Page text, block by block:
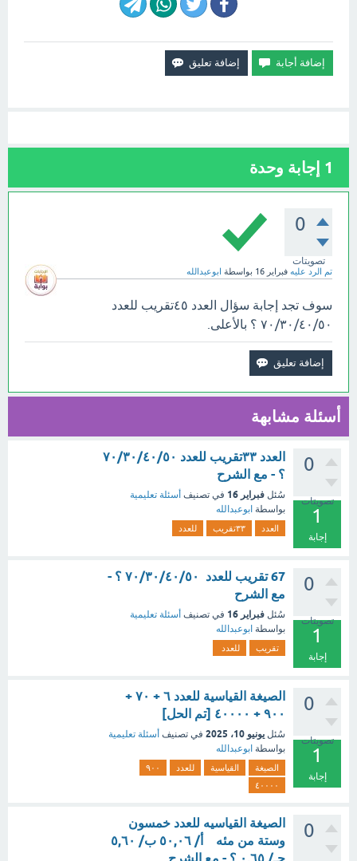
1 إجابة وحدة
0
تصويتات
تم الرد عليه فبراير 16 بواسطة ابوعبدالله
سوف تجد إجابة سؤال العدد ٤٥تقريب للعدد
٧٠/٣٠/٤٠/٥٠ ؟ بالأعلى.
أسئلة مشابهة
0
تصويتات
1
إجابة
العدد ٣٣تقريب للعدد ٧٠/٣٠/٤٠/٥٠
؟ - مع الشرح
سُئل فبراير 16 في تصنيف أسئلة تعليمية
بواسطة ابوعبدالله
العدد ٣٣تقريب للعدد
0
تصويتات
1
إجابة
67 تقريب للعدد ٧٠/٣٠/٤٠/٥٠ ؟ -
مع الشرح
سُئل فبراير 16 في تصنيف أسئلة تعليمية
بواسطة ابوعبدالله
تقريب للعدد
0
تصويتات
1
إجابة
الصيغة القياسية للعدد ٦ + ٧٠ +
٩٠٠ + ٤٠٠٠٠ [تم الحل]
سُئل يونيو 10، 2025 في تصنيف أسئلة تعليمية
بواسطة ابوعبدالله
الصيغة القياسية للعدد
٩٠٠
٤٠٠٠٠
0
الصيغة القياسيه للعدد خمسون
وستة من مئه أ/ ٥٠,٠٦ ب/ ٥,٦٠